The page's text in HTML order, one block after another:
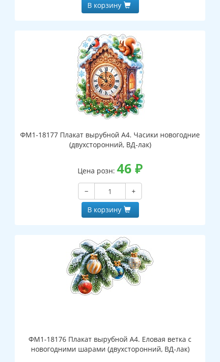
В корзину
ФМ1-18177 Плакат вырубной А4. Часики новогодние
(двухсторонний, ВД-лак)
Цена розн: 46 ₽
−
+
В корзину
ФМ1-18176 Плакат вырубной А4. Еловая ветка с
новогодними шарами (двухсторонний, ВД-лак)